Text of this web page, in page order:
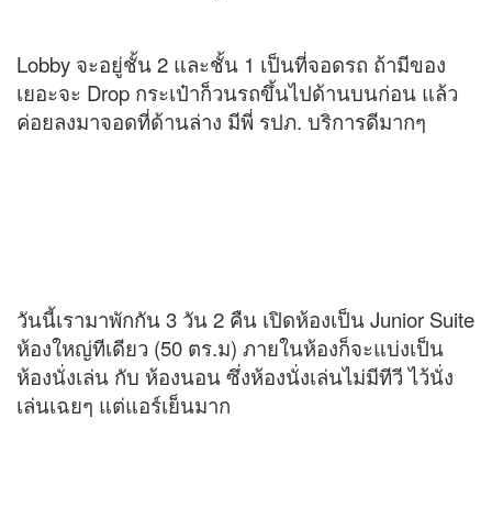
Lobby จะอยู่ชั้น 2 และชั้น 1 เป็นที่จอดรถ ถ้ามีของ
เยอะจะ Drop กระเป๋าก็วนรถขึ้นไปด้านบนก่อน แล้ว
ค่อยลงมาจอดที่ด้านล่าง มีพี่ รปภ. บริการดีมากๆ
วันนี้เรามาพักกัน 3 วัน 2 คืน เปิดห้องเป็น Junior Suite
ห้องใหญ่ทีเดียว (50 ตร.ม) ภายในห้องก็จะแบ่งเป็น
ห้องนั่งเล่น กับ ห้องนอน ซึ่งห้องนั่งเล่นไม่มีทีวี ไว้นั่ง
เล่นเฉยๆ แต่แอร์เย็นมาก